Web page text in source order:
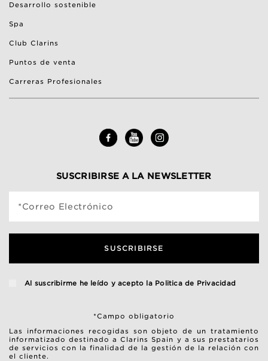
Desarrollo sostenible
Spa
Club Clarins
Puntos de venta
Carreras Profesionales
SUSCRIBIRSE A LA NEWSLETTER
*Correo Electrónico
SUSCRIBIRSE
Al suscribirme he leído y acepto la Politica de Privacidad
*Campo obligatorio
Las informaciones recogidas son objeto de un tratamiento
informatizado destinado a Clarins Spain y a sus prestatarios
de servicios con la finalidad de la gestión de la relación con
el cliente.